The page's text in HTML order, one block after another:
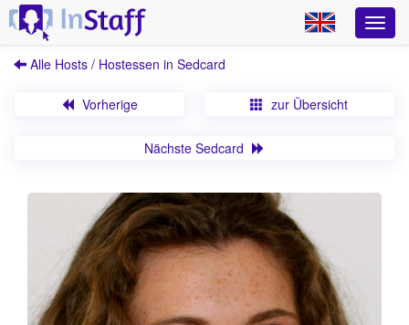
Alle Hosts / Hostessen in Sedcard
Vorherige zur Übersicht
Nächste Sedcard